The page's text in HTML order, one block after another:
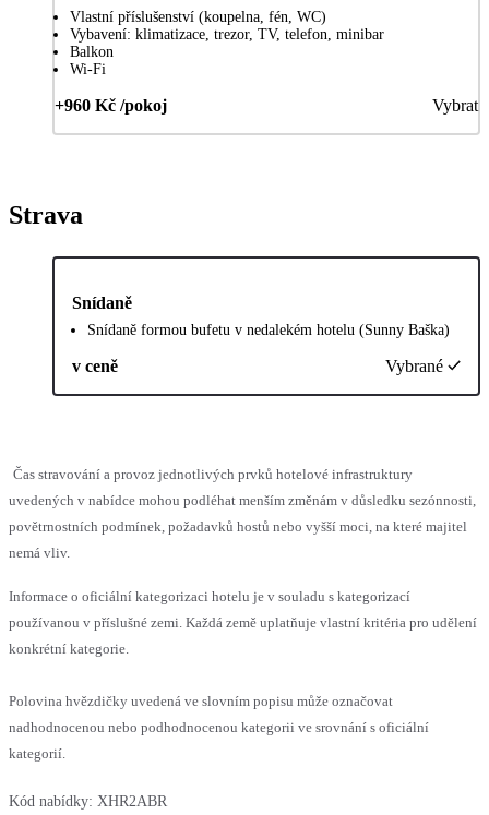
Vlastní příslušenství (koupelna, fén, WC)
Vybavení: klimatizace, trezor, TV, telefon, minibar
Balkon
Wi-Fi
+960 Kč /pokoj Vybrat
Strava
Snídaně
Snídaně formou bufetu v nedalekém hotelu (Sunny Baška)
v ceně Vybrané
Čas stravování a provoz jednotlivých prvků hotelové infrastruktury
uvedených v nabídce mohou podléhat menším změnám v důsledku sezónnosti,
povětrnostních podmínek, požadavků hostů nebo vyšší moci, na které majitel
nemá vliv.
Informace o oficiální kategorizaci hotelu je v souladu s kategorizací
používanou v příslušné zemi. Každá země uplatňuje vlastní kritéria pro udělení
konkrétní kategorie.
Polovina hvězdičky uvedená ve slovním popisu může označovat
nadhodnocenou nebo podhodnocenou kategorii ve srovnání s oficiální
kategorií.
Kód nabídky: XHR2ABR